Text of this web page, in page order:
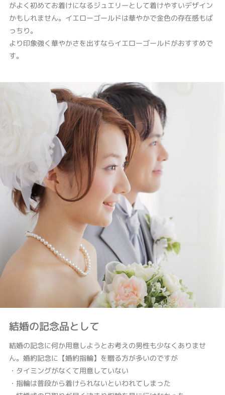
がよく初めてお着けになるジュエリーとして着けやすいデザイン
かもしれません。イエローゴールドは華やかで金色の存在感もば
っちり。
より印象強く華やかさを出すならイエローゴールドがおすすめで
す。
結婚の記念品として
結婚の記念に何か用意しようとお考えの男性も少なくありませ
ん。婚約記念に【婚約指輪】を贈る方が多いのですが
・タイミングがなくて用意していない
・指輪は普段から着けられないといわれてしまった